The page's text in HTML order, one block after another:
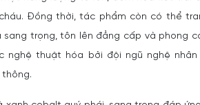
Đồng thời, tác phẩm còn có thể
trọng, tôn lên đẳng cấp và phong
nghệ thuật hóa bởi đội ngũ nghệ nhân